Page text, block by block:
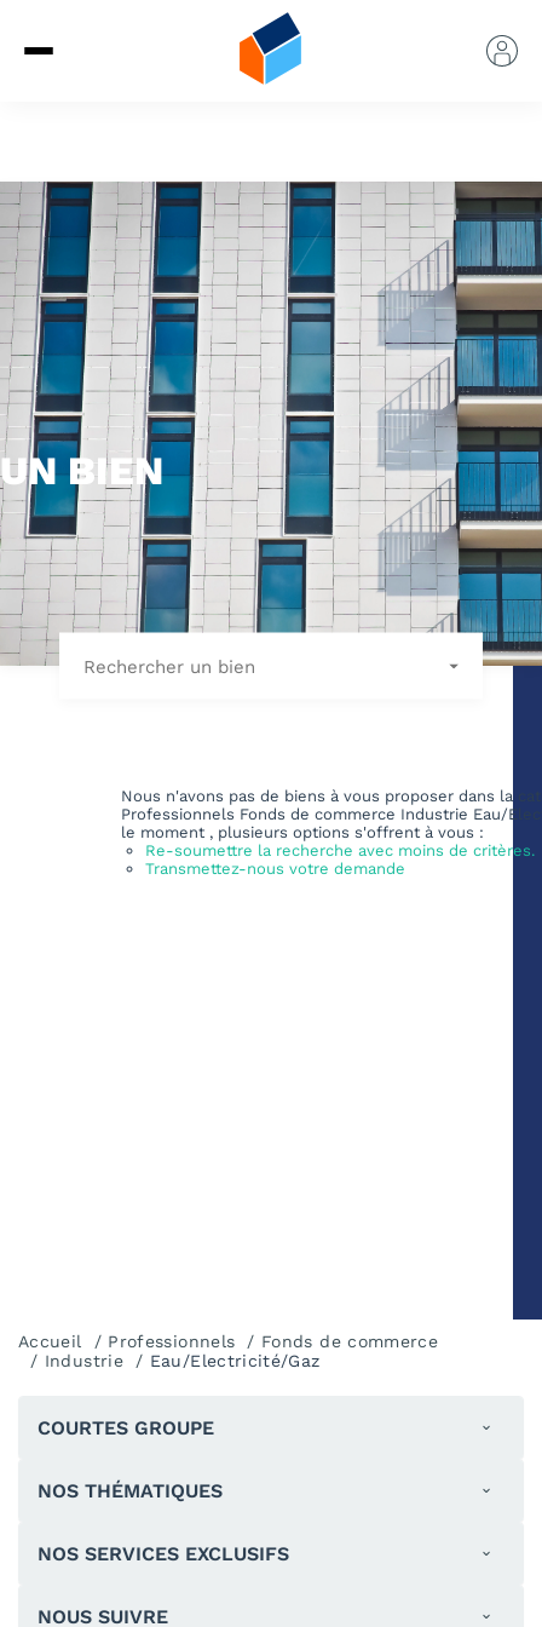
UN BIEN
Rechercher un bien
Nous n'avons pas de biens à vous proposer dans la
Professionnels Fonds de commerce Industrie Eau/
le moment , plusieurs options s'offrent à vous :
Re-soumettre la recherche avec moins de critères.
Transmettez-nous votre demande
Accueil Professionnels
Fonds de commerce
Industrie
Eau/Electricité/Gaz
COURTES GROUPE
NOS THÉMATIQUES
NOS SERVICES EXCLUSIFS
NOUS SUIVRE